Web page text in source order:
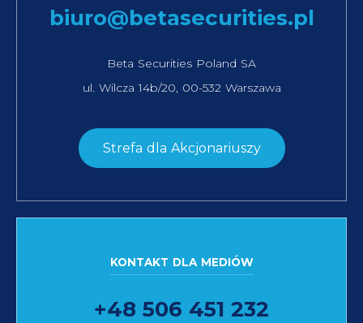
biuro@betasecurities.pl
Beta Securities Poland SA
ul. Wilcza 14b/20, 00-532 Warszawa
Strefa dla Akcjonariuszy
KONTAKT DLA MEDIÓW
+48 506 451 232